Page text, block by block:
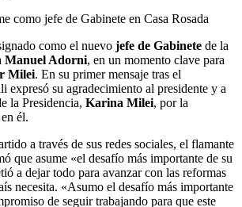
como el nuevo jefe de Gabinete de la
Manuel Adorni, en un momento clave para
Milei. En su primer mensaje tras el
expresó su agradecimiento al presidente y a
la Presidencia, Karina Milei, por la
él.
a través de sus redes sociales, el flamante
que asume «el desafío más importante de su
a dejar todo para avanzar con las reformas
necesita. «Asumo el desafío más importante
de seguir trabajando para que este